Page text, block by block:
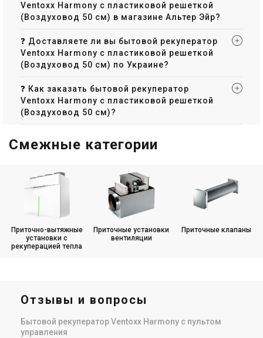
Ventoxx Harmony с пластиковой решеткой
(Воздуховод 50 см) в магазине Альтер Эйр?
❓ Доставляете ли вы бытовой рекуператор
Ventoxx Harmony с пластиковой решеткой
(Воздуховод 50 см) по Украине?
❓ Как заказать бытовой рекуператор
Ventoxx Harmony с пластиковой решеткой
(Воздуховод 50 см)?
Смежные категории
Приточно-вытяжные
установки с
рекуперацией тепла
Приточные установки
вентиляции
Приточные клапаны
Отзывы и вопросы
Бытовой рекуператор Ventoxx Harmony с пультом
управления